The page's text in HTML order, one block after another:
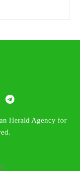
Herald Agency for